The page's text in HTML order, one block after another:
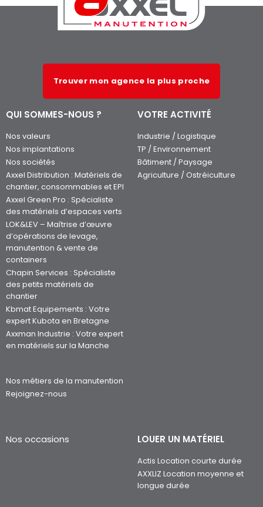
Trouver mon agence la plus proche
QUI SOMMES-NOUS ?
Nos valeurs
Nos implantations
Nos sociétés
Axxel Distribution : Matériels de
chantier, consommables et EPI
Axxel Green Pro : Spécialiste
des matériels d’espaces verts
LOK&LEV – Maîtrise d’œuvre
d’opérations de levage,
manutention & vente de
containers
Chapin Services : Spécialiste
des petits matériels de
chantier
Kbmat Equipements : Votre
expert Kubota en Bretagne
Axxman Industrie : Votre expert
en matériels sur la Manche
Nos métiers de la manutention
Rejoignez-nous
VOTRE ACTIVITÉ
Industrie / Logistique
TP / Environnement
Bâtiment / Paysage
Agriculture / Ostréiculture
Nos occasions LOUER UN MATÉRIEL
Actis Location courte durée
AXXLIZ Location moyenne et
longue durée